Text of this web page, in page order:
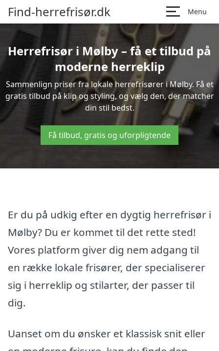
Find-herrefrisør.dk Menu
Herrefrisør i Mølby – få et tilbud på
moderne herreklip
Sammenlign priser fra lokale herrefrisører i Mølby. Få et
gratis tilbud på klip og styling, og vælg den, der matcher
din stil bedst.
Få tilbud, gratis og uforpligtende
Er du på udkig efter en dygtig herrefrisør i
Mølby? Du er kommet til det rette sted!
Vores platform giver dig nem adgang til
en række lokale frisører, der specialiserer
sig i herreklip og stilarter, der passer til
dig.
Uanset om du ønsker et klassisk snit eller